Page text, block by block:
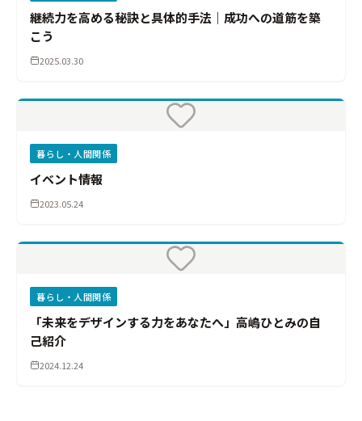
継続力を高める秘訣と具体的手法｜成功への道筋を築
こう
2025.03.30
暮らし・人間関係
イベント情報
2023.05.24
暮らし・人間関係
「未来をデザインする力をあなたへ」高嶋ひとみの自
己紹介
2024.12.24